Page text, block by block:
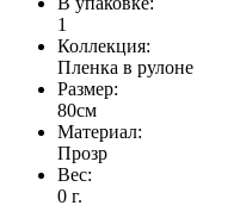
1
Коллекция:
Пленка в рулоне
Размер:
80см
Материал:
Прозр
Вес:
0 г.